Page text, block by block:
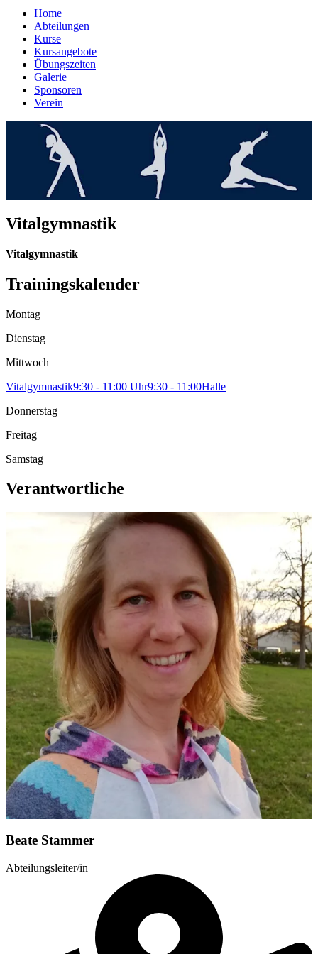
Home
Abteilungen
Kurse
Kursangebote
Übungszeiten
Galerie
Sponsoren
Verein
Vitalgymnastik
Vitalgymnastik
Trainingskalender
Montag
Dienstag
Mittwoch
Vitalgymnastik9:30 - 11:00 Uhr9:30 - 11:00Halle
Donnerstag
Freitag
Samstag
Verantwortliche
Beate Stammer
Abteilungsleiter/in